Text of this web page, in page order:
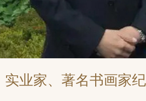
实业家、 著名书画家